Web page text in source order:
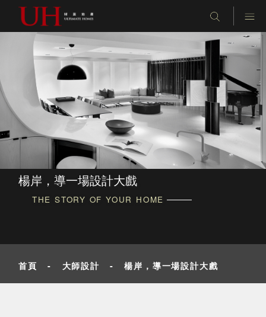
楊岸，導一場設計大戲
THE STORY OF YOUR HOME
首頁 - 大師設計 - 楊岸，導一場設計大戲